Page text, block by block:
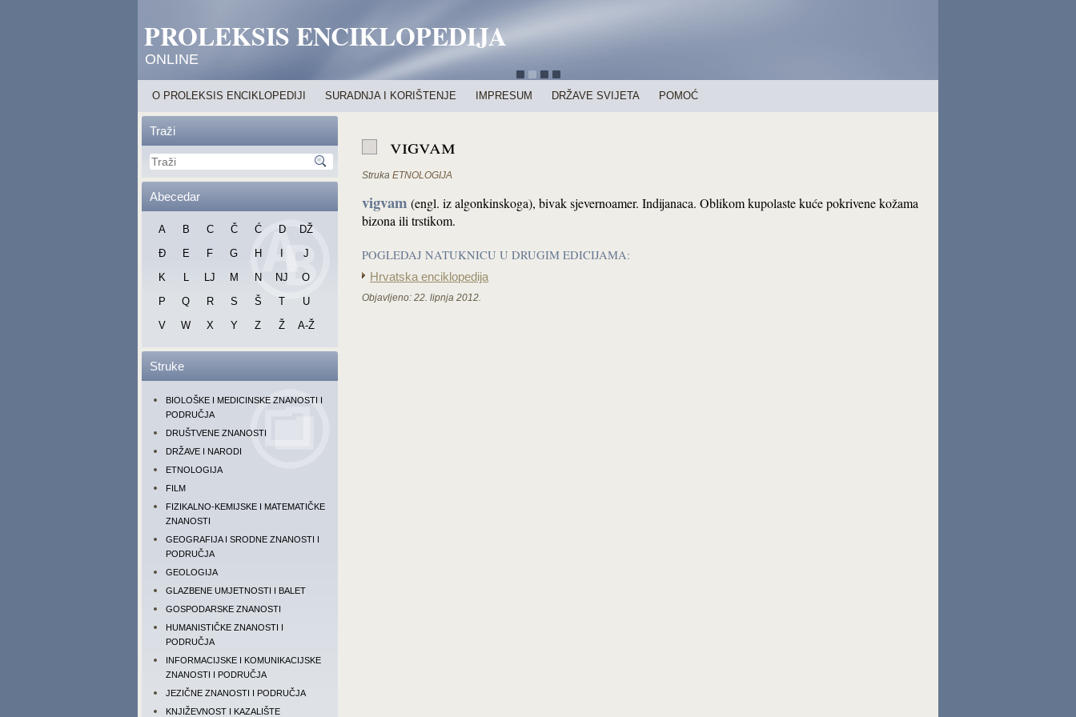
PROLEKSIS ENCIKLOPEDIJA
ONLINE
O PROLEKSIS ENCIKLOPEDIJI SURADNJA I KORIŠTENJE IMPRESUM DRŽAVE SVIJETA POMOĆ
Traži
Abecedar
A B C Č Ć D
DŽ
Đ
E F G H
J
K
L LJ M N NJ
O
P
Q R S Š T
U
V
W X Y Z Ž A-Ž
Struke
BIOLOŠKE I MEDICINSKE ZNANOSTI I
PODRUČJA
DRUŠTVENE ZNANOSTI
DRŽAVE I NARODI
ETNOLOGIJA
FILM
FIZIKALNO-KEMIJSKE I MATEMATIČKE
ZNANOSTI
GEOGRAFIJA I SRODNE ZNANOSTI I
PODRUČJA
GEOLOGIJA
GLAZBENE UMJETNOSTI I BALET
GOSPODARSKE ZNANOSTI
HUMANISTIČKE ZNANOSTI I
PODRUČJA
INFORMACIJSKE I KOMUNIKACIJSKE
ZNANOSTI I PODRUČJA
JEZIČNE ZNANOSTI I PODRUČJA
KNJIŽEVNOST I KAZALIŠTE
vigvam
Struka ETNOLOGIJA
vigvam (engl. iz algonkinskoga), bivak sjevernoamer. Indijanaca. Oblikom kupolaste kuće pokrivene kožama
bizona ili trstikom.
POGLEDAJ NATUKNICU U DRUGIM EDICIJAMA:
Hrvatska enciklopedija
Objavljeno: 22. lipnja 2012.